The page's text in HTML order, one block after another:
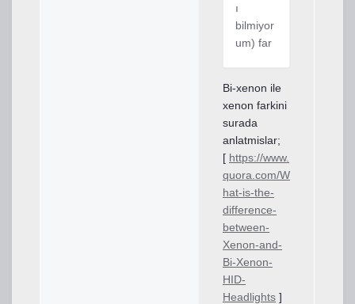
ı
bilmiyor
um) far
Bi-xenon ile
xenon farkini
surada
anlatmislar;
[ https://www.
quora.com/W
hat-is-the-
difference-
between-
Xenon-and-
Bi-Xenon-
HID-
Headlights ]